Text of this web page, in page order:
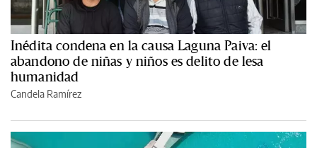
Inédita condena en la causa Laguna Paiva: el
abandono de niñas y niños es delito de lesa
humanidad
Candela Ramírez